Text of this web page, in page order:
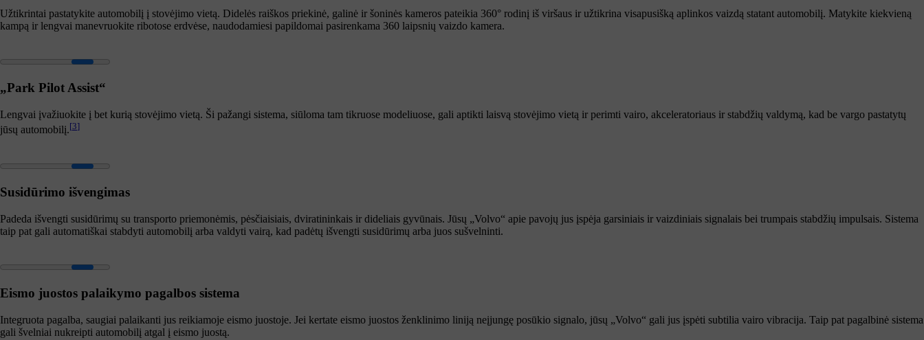
Užtikrintai pastatykite automobilį į stovėjimo vietą. Didelės raiškos priekinė, galinė ir šoninės kameros pateikia 360° rodinį iš viršaus ir užtikrina visapusišką aplinkos vaizdą statant automobilį. Matykite kiekvieną
kampą ir lengvai manevruokite ribotose erdvėse, naudodamiesi papildomai pasirenkama 360 laipsnių vaizdo kamera.
„Park Pilot Assist“
Lengvai įvažiuokite į bet kurią stovėjimo vietą. Ši pažangi sistema, siūloma tam tikruose modeliuose, gali aptikti laisvą stovėjimo vietą ir perimti vairo, akceleratoriaus ir stabdžių valdymą, kad be vargo pastatytų
jūsų automobilį.[3]
Susidūrimo išvengimas
Padeda išvengti susidūrimų su transporto priemonėmis, pėsčiaisiais, dviratininkais ir dideliais gyvūnais. Jūsų „Volvo“ apie pavojų jus įspėja garsiniais ir vaizdiniais signalais bei trumpais stabdžių impulsais. Sistema
taip pat gali automatiškai stabdyti automobilį arba valdyti vairą, kad padėtų išvengti susidūrimų arba juos sušvelninti.
Eismo juostos palaikymo pagalbos sistema
Integruota pagalba, saugiai palaikanti jus reikiamoje eismo juostoje. Jei kertate eismo juostos ženklinimo liniją neįjungę posūkio signalo, jūsų „Volvo“ gali jus įspėti subtilia vairo vibracija. Taip pat pagalbinė sistema
gali švelniai nukreipti automobilį atgal į eismo juostą.